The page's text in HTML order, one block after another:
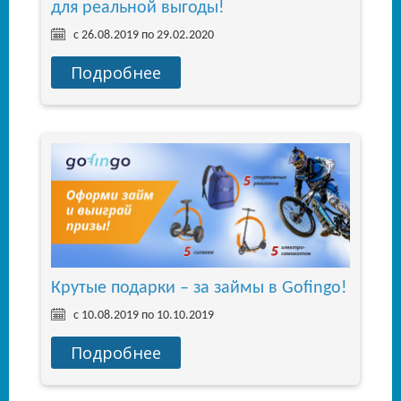
для реальной выгоды!
с 26.08.2019 по 29.02.2020
Подробнее
Крутые подарки – за займы в Gofingo!
с 10.08.2019 по 10.10.2019
Подробнее